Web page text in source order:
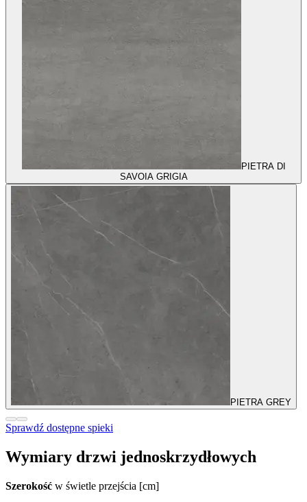
PIETRA DI
SAVOIA GRIGIA
PIETRA GREY
Sprawdź dostępne spieki
Wymiary drzwi jednoskrzydłowych
Szerokość w świetle przejścia [cm]